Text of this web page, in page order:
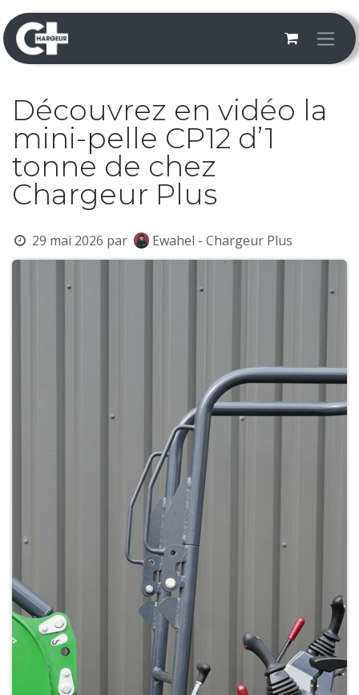
Se rendre au contenu
Découvrez en vidéo la
mini-pelle CP12 d’1
tonne de chez
Chargeur Plus
29 mai 2026 par Ewahel - Chargeur Plus